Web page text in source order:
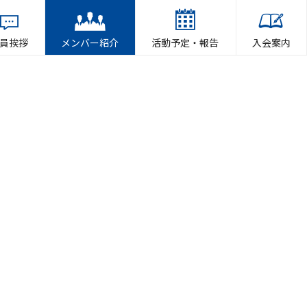
挨拶 メンバー紹介 活動予定・報告 入会案内